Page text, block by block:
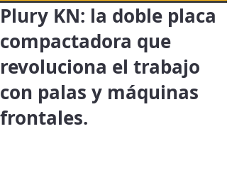
Plury KN: la doble placa
compactadora que
revoluciona el trabajo
con palas y máquinas
frontales.